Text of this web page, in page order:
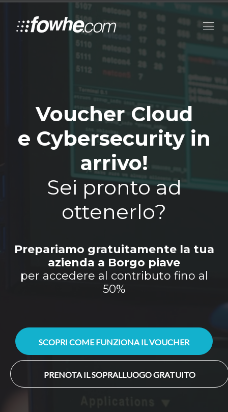
Voucher Cloud
e Cybersecurity in
arrivo!
Sei pronto ad
ottenerlo?
Prepariamo gratuitamente la tua
azienda a Borgo piave
per accedere al contributo fino al
50%
SCOPRI COME FUNZIONA IL VOUCHER
PRENOTA IL SOPRALLUOGO GRATUITO